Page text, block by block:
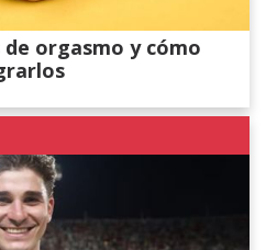
orgasmo y cómo